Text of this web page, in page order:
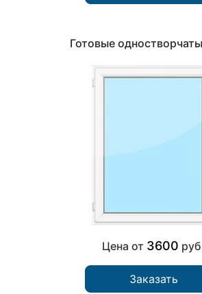
Готовые
Цена от 3600
Заказать